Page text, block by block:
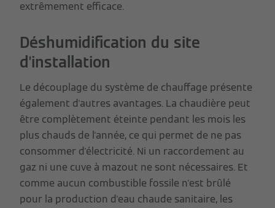
extrêmement efficace.
Déshumidification du site
d'installation
Le découplage du système de chauffage présente
également d'autres avantages. La chaudière peut
être complètement éteinte pendant les mois les
plus chauds de l'année, ce qui permet de ne pas
consommer d'électricité. Ni un raccordement au
gaz ni une cuve à mazout ne sont nécessaires. Et
comme aucun combustible fossile n'est brûlé
pour la production d'eau chaude sanitaire, les